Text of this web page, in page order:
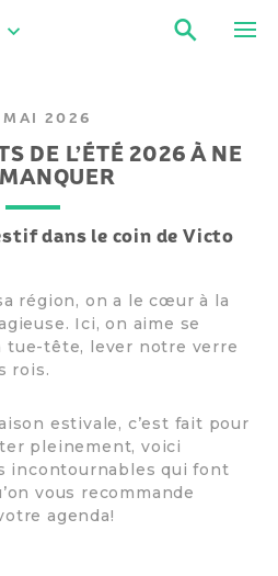
2026
DE L’ÉTÉ 2026 À NE
dans le coin de Victo
région, on a le cœur à la
Ici, on aime se
tue-tête, lever notre verre
rois.
estivale, c’est fait pour
pleinement, voici
incontournables qui font
vous recommande
agenda!